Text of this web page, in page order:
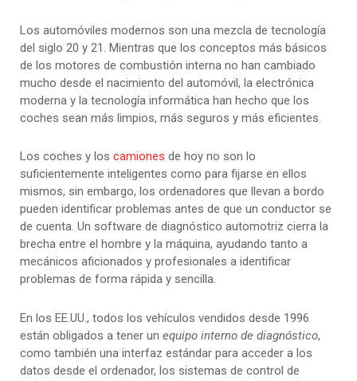
Los automóviles modernos son una mezcla de tecnología
del siglo 20 y 21. Mientras que los conceptos más básicos
de los motores de combustión interna no han cambiado
mucho desde el nacimiento del automóvil, la electrónica
moderna y la tecnología informática han hecho que los
coches sean más limpios, más seguros y más eficientes.
Los coches y los camiones de hoy no son lo
suficientemente inteligentes como para fijarse en ellos
mismos, sin embargo, los ordenadores que llevan a bordo
pueden identificar problemas antes de que un conductor se
de cuenta. Un software de diagnóstico automotriz cierra la
brecha entre el hombre y la máquina, ayudando tanto a
mecánicos aficionados y profesionales a identificar
problemas de forma rápida y sencilla.
En los EE.UU., todos los vehículos vendidos desde 1996
están obligados a tener un equipo interno de diagnóstico,
como también una interfaz estándar para acceder a los
datos desde el ordenador, los sistemas de control de